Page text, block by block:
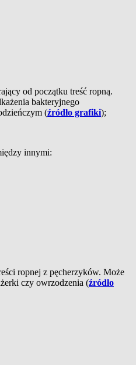
od początku treść ropną.
bakteryjnego
(źródło grafiki);
innymi:
ropnej z pęcherzyków. Może
czy owrzodzenia (źródło